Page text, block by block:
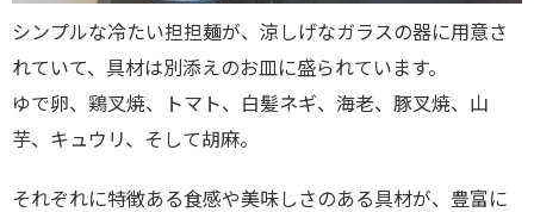
シンプルな冷たい担担麺が、涼しげなガラスの器に用意さ
れていて、具材は別添えのお皿に盛られています。
ゆで卵、鶏叉焼、トマト、白髪ネギ、海老、豚叉焼、山
芋、キュウリ、そして胡麻。
それぞれに特徴ある食感や美味しさのある具材が、豊富に